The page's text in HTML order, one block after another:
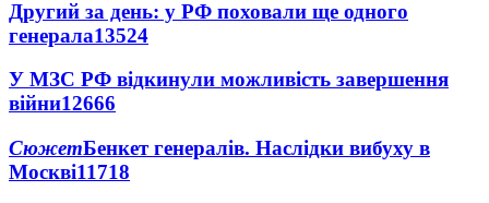
Другий за день: у РФ поховали ще одного
генерала13524
У МЗС РФ відкинули можливість завершення
війни12666
СюжетБенкет генералів. Наслідки вибуху в
Москві11718